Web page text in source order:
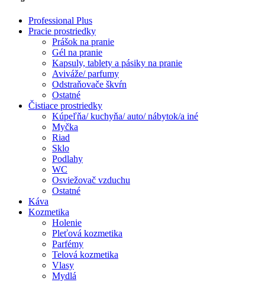
Professional Plus
Pracie prostriedky
Prášok na pranie
Gél na pranie
Kapsuly, tablety a pásiky na pranie
Aviváže/ parfumy
Odstraňovače škvŕn
Ostatné
Čistiace prostriedky
Kúpeľňa/ kuchyňa/ auto/ nábytok/a iné
Myčka
Riad
Sklo
Podlahy
WC
Osviežovač vzduchu
Ostatné
Káva
Kozmetika
Holenie
Pleťová kozmetika
Parfémy
Telová kozmetika
Vlasy
Mydlá